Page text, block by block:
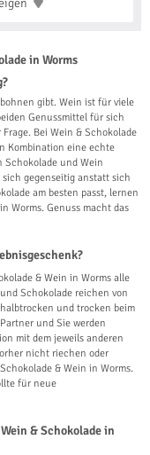
in Worms
gibt. Wein ist für viele
Genussmittel für sich
Bei Wein & Schokolade
Kombination eine echte
Schokolade und Wein
gegenseitig anstatt sich
am besten passt, lernen
Worms. Genuss macht das
& Wein in Worms alle
Schokolade reichen von
und trocken beim
und Sie werden
mit dem jeweils anderen
nicht riechen oder
& Wein in Worms.
für neue
& Schokolade in